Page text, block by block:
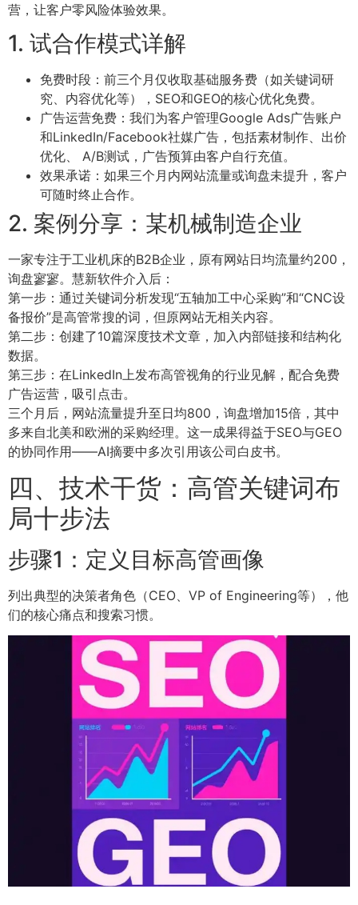
营，让客户零风险体验效果。
1. 试合作模式详解
免费时段：前三个月仅收取基础服务费（如关键词研
究、内容优化等），SEO和GEO的核心优化免费。
广告运营免费：我们为客户管理Google Ads广告账户
和LinkedIn/Facebook社媒广告，包括素材制作、出价
优化、 A/B测试，广告预算由客户自行充值。
效果承诺：如果三个月内网站流量或询盘未提升，客户
可随时终止合作。
2. 案例分享：某机械制造企业
一家专注于工业机床的B2B企业，原有网站日均流量约200，
询盘寥寥。慧新软件介入后：
第一步：通过关键词分析发现“五轴加工中心采购”和“CNC设
备报价”是高管常搜的词，但原网站无相关内容。
第二步：创建了10篇深度技术文章，加入内部链接和结构化
数据。
第三步：在LinkedIn上发布高管视角的行业见解，配合免费
广告运营，吸引点击。
三个月后，网站流量提升至日均800，询盘增加15倍，其中
多来自北美和欧洲的采购经理。这一成果得益于SEO与GEO
的协同作用——AI摘要中多次引用该公司白皮书。
四、技术干货：高管关键词布
局十步法
步骤1：定义目标高管画像
列出典型的决策者角色（CEO、VP of Engineering等），他
们的核心痛点和搜索习惯。